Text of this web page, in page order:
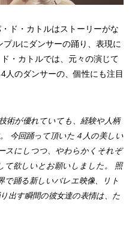
ド・カトルはストーリーがな
ルにダンサーの踊り、表現に
・カトルでは、元々の演じて
人のダンサーの、個性にも注目
術が優れていても、経験や人柄
今回踊って頂いた４人の美しい
スにしつつ、やわらかくそれぞ
て欲しいとお願いしました。 照
で踊る新しいバレエ映像、リト
出す瞬間の彼女達の表情は、た